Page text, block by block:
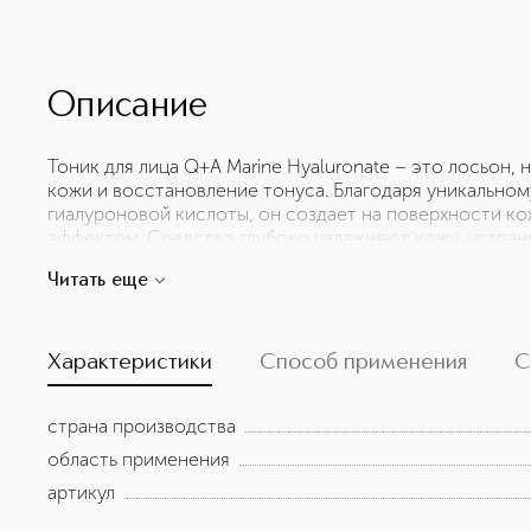
Описание
Тоник для лица Q+A Marine Hyaluronate – это лосьон,
кожи и восстановление тонуса. Благодаря
гиалуроновой кислоты, он создает на поверхности
эффектом. Средство глубоко увлажняют кожу,
упругой и наполненной. Ключевые компоненты: –
увлажненной. – Гиалуроновая кислота: проникает в
сухости и шелушений, обеспечивает длительное
кожи, обеспечивая интенсивное увлажнение и
типов кожи.
Читать еще
Характеристики Способ применения
страна производства
область применения
артикул